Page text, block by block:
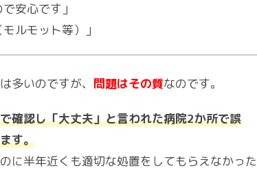
安心です」
ルモット等）」
多いのですが、 問題はその質なのです。
確認し「大丈夫」と言われた病院2か所で誤
す。
に半年近くも適切な処置をしてもらえなかった